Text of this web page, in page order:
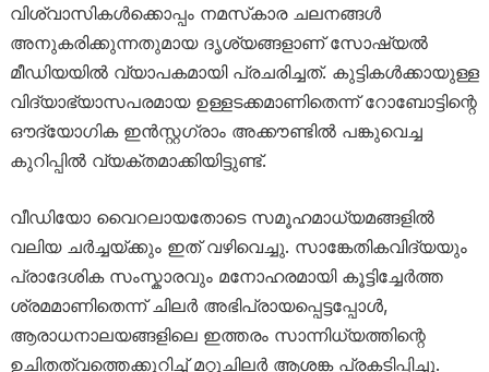
വിശ്വാസികൾക്കൊപ്പം നമസ്‌കാര ചലനങ്ങൾ
അനുകരിക്കുന്നതുമായ ദൃശ്യങ്ങളാണ് സോഷ്യൽ
മീഡിയയിൽ വ്യാപകമായി പ്രചരിച്ചത്. കുട്ടികൾക്കായുള്ള
വിദ്യാഭ്യാസപരമായ ഉള്ളടക്കമാണിതെന്ന് റോബോട്ടിന്റെ
ഔദ്യോഗിക ഇൻസ്റ്റഗ്രാം അക്കൗണ്ടിൽ പങ്കുവെച്ച
കുറിപ്പിൽ വ്യക്തമാക്കിയിട്ടുണ്ട്.
വീഡിയോ വൈറലായതോടെ സമൂഹമാധ്യമങ്ങളിൽ
വലിയ ചർച്ചയ്ക്കും ഇത് വഴിവെച്ചു. സാങ്കേതികവിദ്യയും
പ്രാദേശിക സംസ്കാരവും മനോഹരമായി കൂട്ടിച്ചേർത്ത
ശ്രമമാണിതെന്ന് ചിലർ അഭിപ്രായപ്പെട്ടപ്പോൾ,
ആരാധനാലയങ്ങളിലെ ഇത്തരം സാന്നിധ്യത്തിന്റെ
ഉചിതത്വത്തെക്കുറിച്ച് മറ്റുചിലർ ആശങ്ക പ്രകടിപ്പിച്ചു.